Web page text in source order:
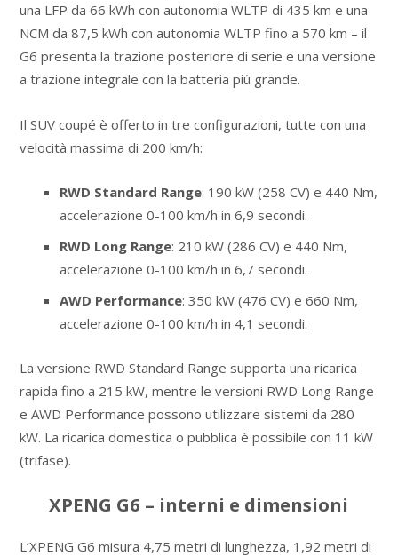
una LFP da 66 kWh con autonomia WLTP di 435 km e una
NCM da 87,5 kWh con autonomia WLTP fino a 570 km – il
G6 presenta la trazione posteriore di serie e una versione
a trazione integrale con la batteria più grande.
Il SUV coupé è offerto in tre configurazioni, tutte con una
velocità massima di 200 km/h:
RWD Standard Range: 190 kW (258 CV) e 440 Nm,
accelerazione 0-100 km/h in 6,9 secondi.
RWD Long Range: 210 kW (286 CV) e 440 Nm,
accelerazione 0-100 km/h in 6,7 secondi.
AWD Performance: 350 kW (476 CV) e 660 Nm,
accelerazione 0-100 km/h in 4,1 secondi.
La versione RWD Standard Range supporta una ricarica
rapida fino a 215 kW, mentre le versioni RWD Long Range
e AWD Performance possono utilizzare sistemi da 280
kW. La ricarica domestica o pubblica è possibile con 11 kW
(trifase).
XPENG G6 – interni e dimensioni
L’XPENG G6 misura 4,75 metri di lunghezza, 1,92 metri di